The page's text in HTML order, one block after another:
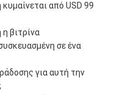
από USD 99
βιτρίνα
σε ένα
για αυτή την